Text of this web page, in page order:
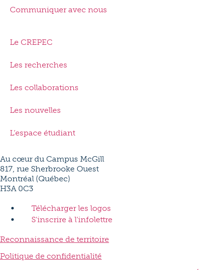
Communiquer avec nous
Le CREPEC
Les recherches
Les collaborations
Les nouvelles
L’espace étudiant
Au cœur du Campus McGill
817, rue Sherbrooke Ouest
Montréal (Québec)
H3A 0C3
Télécharger les logos
S'inscrire à l'infolettre
Reconnaissance de territoire
Politique de confidentialité